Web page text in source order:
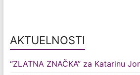
AKTUELNOSTI
“ZLATNA ZNAČKA” za Katarinu